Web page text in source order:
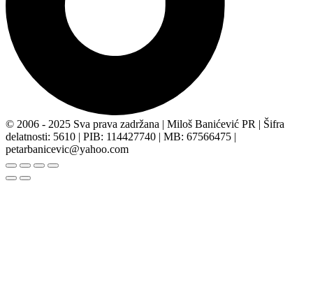
© 2006 - 2025 Sva prava zadržana | Miloš Banićević PR | Šifra
delatnosti: 5610 | PIB: 114427740 | MB: 67566475 |
petarbanicevic@yahoo.com